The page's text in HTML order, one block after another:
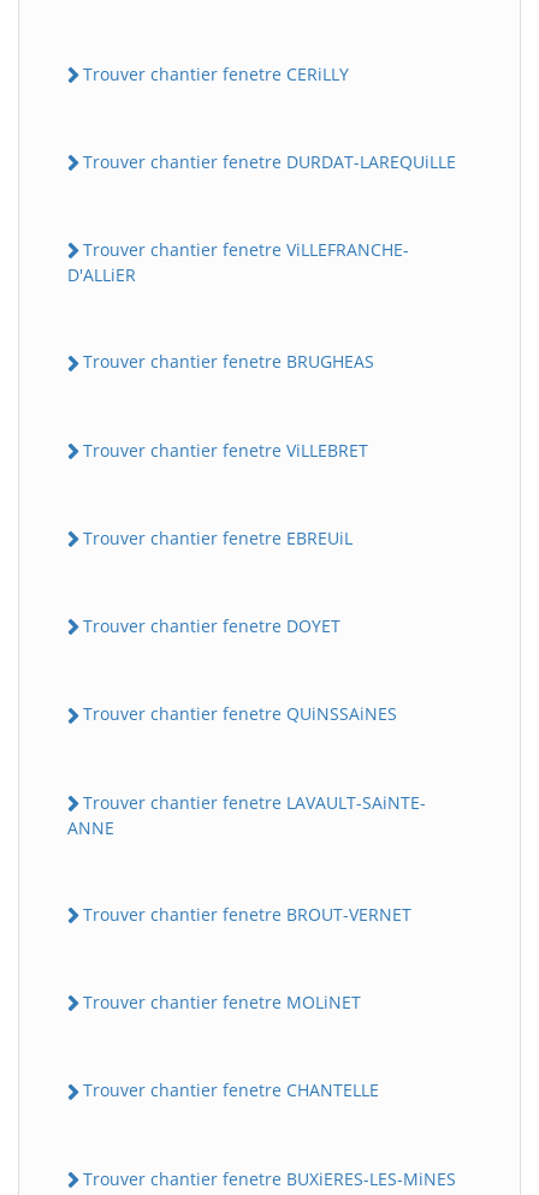
Trouver chantier fenetre CERiLLY
Trouver chantier fenetre DURDAT-LAREQUiLLE
Trouver chantier fenetre ViLLEFRANCHE-
D'ALLiER
Trouver chantier fenetre BRUGHEAS
Trouver chantier fenetre ViLLEBRET
Trouver chantier fenetre EBREUiL
Trouver chantier fenetre DOYET
Trouver chantier fenetre QUiNSSAiNES
Trouver chantier fenetre LAVAULT-SAiNTE-
ANNE
Trouver chantier fenetre BROUT-VERNET
Trouver chantier fenetre MOLiNET
Trouver chantier fenetre CHANTELLE
Trouver chantier fenetre BUXiERES-LES-MiNES